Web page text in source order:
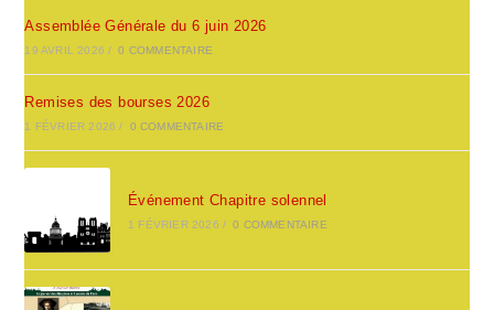
Assemblée Générale du 6 juin 2026
19 AVRIL 2026 / 0 COMMENTAIRE
Remises des bourses 2026
1 FÉVRIER 2026 / 0 COMMENTAIRE
Événement Chapitre solennel
1 FÉVRIER 2026 / 0 COMMENTAIRE